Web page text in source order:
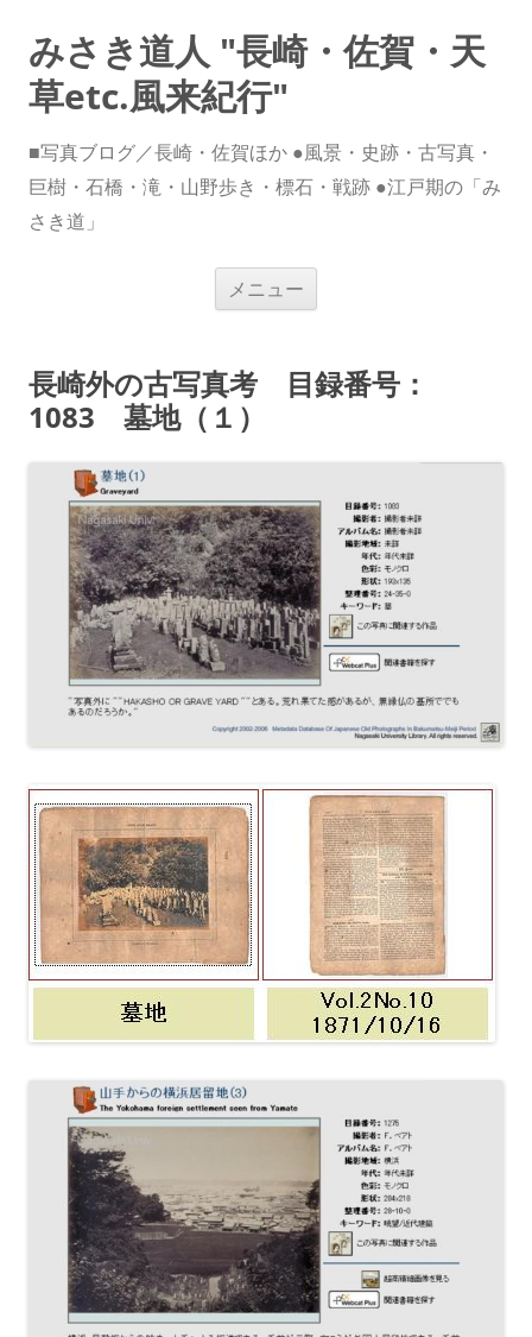
みさき道人 "長崎・佐賀・天
草etc.風来紀行"
■写真ブログ／長崎・佐賀ほか ●風景・史跡・古写真・
巨樹・石橋・滝・山野歩き・標石・戦跡 ●江戸期の「み
さき道」
メニュー
ス
キ
長崎外の古写真考 目録番号：
1083 墓地（１）